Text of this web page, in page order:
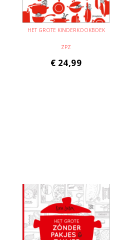
HET GROTE KINDERKOOKBOEK
ZPZ
€ 24,99